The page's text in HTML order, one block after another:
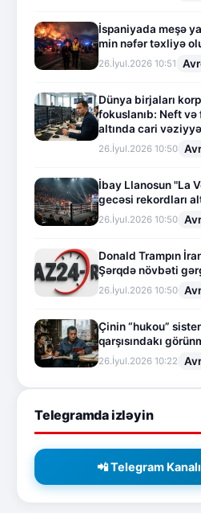
İspaniyada meşə
min nəfər təxliyə
26.İyul.2026 10:51
Dünya birjaları
fokuslanıb: Neft
altında cari
26.İyul.2026 10:50
İbay Llanosun "La
gecəsi rekordları
26.İyul.2026 10:50
Donald Trampın
Şərqdə növbəti
26.İyul.2026 10:50
Çinin “hukou”
qarşısındakı
26.İyul.2026 10:22
Telegramda izləyin
📲 Telegram